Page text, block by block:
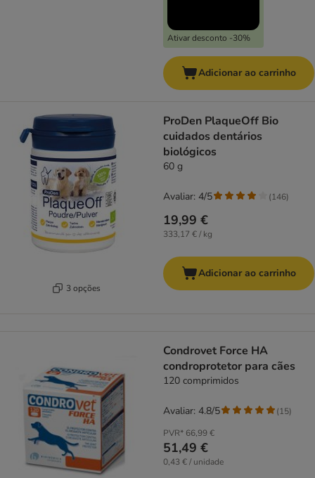
Ativar desconto -30%
Adicionar ao carrinho
3 opções
ProDen PlaqueOff Bio
cuidados dentários
biológicos
60 g
19,99 €
333,17 € / kg
Avaliar: 4/5 (146)
Adicionar ao carrinho
Condrovet Force HA
condroprotetor para cães
120 comprimidos
PVR* 66,99 €
51,49 €
0,43 € / unidade
Avaliar: 4.8/5 (15)